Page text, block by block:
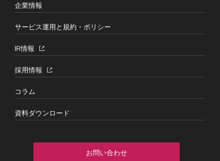
企業情報
サービス運用と規約・ポリシー
IR情報
採用情報
コラム
資料ダウンロード
お問い合わせ